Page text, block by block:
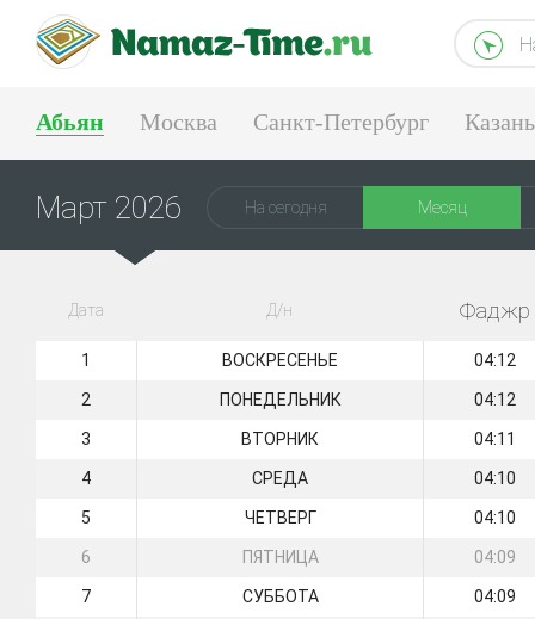
Абьян Москва Санкт-Петербург Казань
Март 2026 На сегодня Месяц
Дата Д/н Фаджр
1 ВОСКРЕСЕНЬЕ 04:12
2 ПОНЕДЕЛЬНИК 04:12
3 ВТОРНИК 04:11
4 СРЕДА 04:10
5 ЧЕТВЕРГ 04:10
6 ПЯТНИЦА 04:09
7 СУББОТА 04:09